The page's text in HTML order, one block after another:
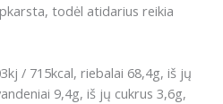
todėl atidarius reikia
/ 715kcal, riebalai 68,4g, iš jų
9,4g, iš jų cukrus 3,6g,